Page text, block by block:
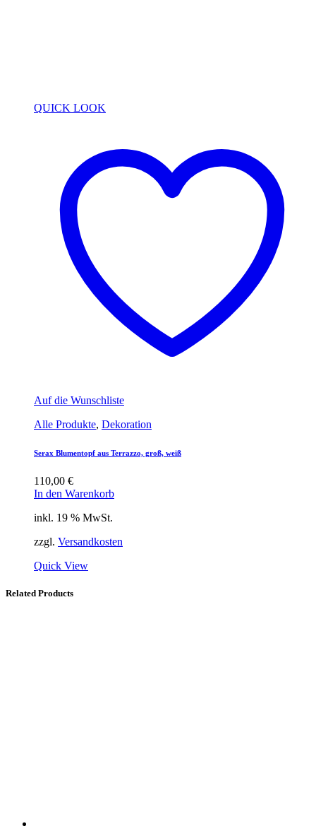
QUICK LOOK
Auf die Wunschliste
Alle Produkte, Dekoration
Serax Blumentopf aus Terrazzo, groß, weiß
110,00 €
In den Warenkorb
inkl. 19 % MwSt.
zzgl. Versandkosten
Quick View
Related Products